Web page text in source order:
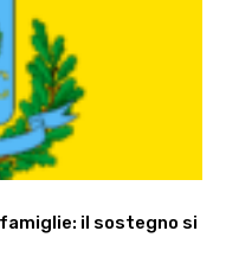
il sostegno si